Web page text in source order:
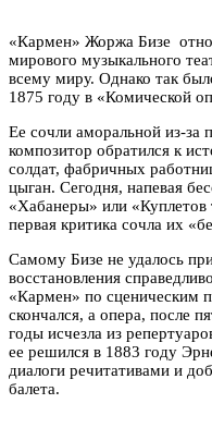
«Кармен» Жоржа Бизе
мирового музыкального
всему миру. Однако так
1875 году в «Комической
Ее сочли аморальной из-за
композитор обратился к
солдат, фабричных
цыган. Сегодня, напевая
«Хабанеры» или «Куплетов
первая критика сочла их
Самому Бизе не удалось
восстановления
«Кармен» по сценическим
скончался, а опера, после
годы исчезла из
ее решился в 1883 году
диалоги речитативами и
балета.